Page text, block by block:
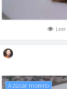
Leer
Azúcar moreno